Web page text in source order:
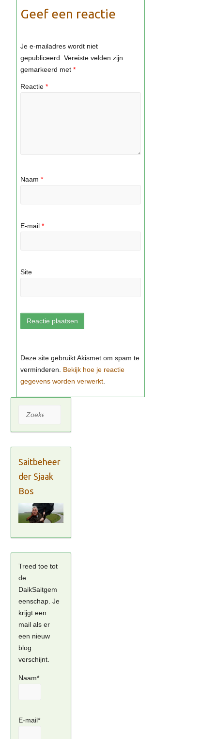
Geef een reactie
Je e-mailadres wordt niet
gepubliceerd. Vereiste velden zijn
gemarkeerd met *
Reactie *
Naam *
E-mail *
Site
Bekijk hoe je reactie
gegevens worden verwerkt
Zoeken
Saitbeheer
der Sjaak
Bos
Treed toe tot
de
DaikSaitgem
eenschap. Je
krijgt een
mail als er
een nieuw
blog
verschijnt.
Naam*
E-mail*